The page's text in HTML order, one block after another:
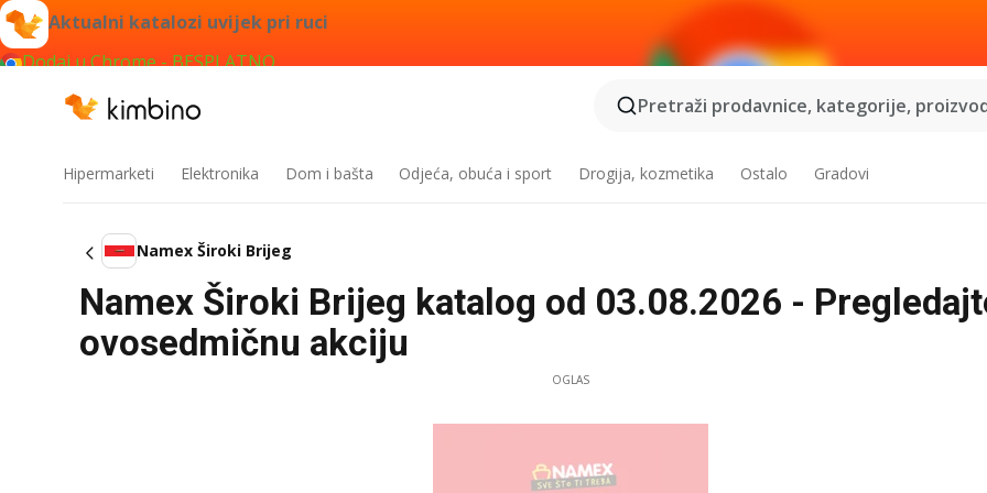
Aktualni katalozi uvijek pri ruci
Dodaj u Chrome - BESPLATNO
Pretraži prodavnice, kategorije,
Hipermarketi Elektronika Dom i bašta Odjeća, obuća i sport Drogija, kozmetika Ostalo Gradovi
Namex Široki Brijeg
Namex Široki Brijeg katalog od 03.08.2026 -
ovosedmičnu akciju
OGLAS